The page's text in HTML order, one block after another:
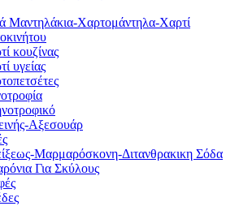
Μαντηλάκια-Χαρτομάντηλα-Χαρτί
κουζίνας
υγείας
Αξεσουάρ
Μαρμαρόσκονη-Διτανθρακικη Σόδα
Για Σκύλους